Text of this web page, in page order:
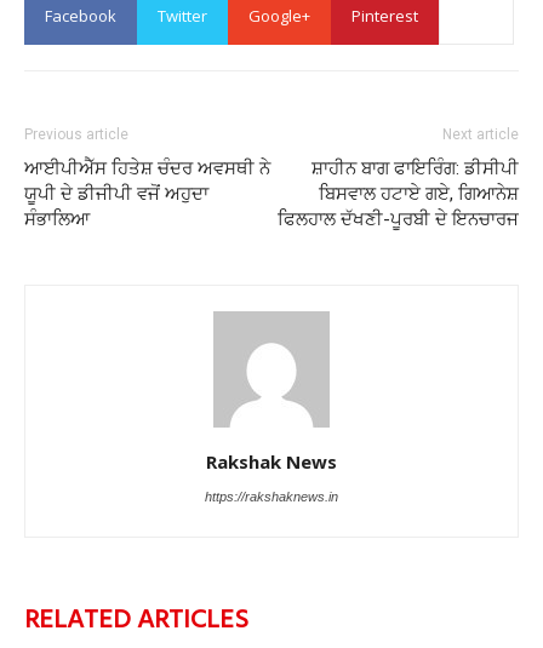
Facebook Twitter Google+ Pinterest
Previous article
ਆਈਪੀਐੱਸ ਹਿਤੇਸ਼ ਚੰਦਰ ਅਵਸਥੀ ਨੇ
ਯੂਪੀ ਦੇ ਡੀਜੀਪੀ ਵਜੋਂ ਅਹੁਦਾ
ਸੰਭਾਲਿਆ
Next article
ਸ਼ਾਹੀਨ ਬਾਗ ਫਾਇਰਿੰਗ: ਡੀਸੀਪੀ
ਬਿਸਵਾਲ ਹਟਾਏ ਗਏ, ਗਿਆਨੇਸ਼
ਫਿਲਹਾਲ ਦੱਖਣੀ-ਪੂਰਬੀ ਦੇ ਇਨਚਾਰਜ
Rakshak News
https://rakshaknews.in
RELATED ARTICLES